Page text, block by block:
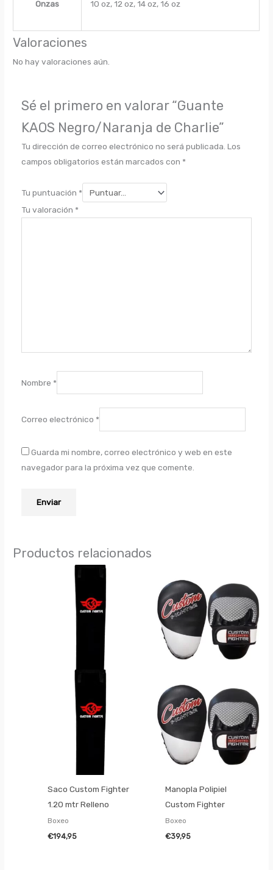
Onzas 10 oz, 12 oz, 14 oz, 16 oz
Valoraciones
No hay valoraciones aún.
Sé el primero en valorar “Guante
KAOS Negro/Naranja de Charlie”
Tu dirección de correo electrónico no será publicada. Los
campos obligatorios están marcados con *
Tu puntuación *
Tu valoración *
Nombre *
Correo electrónico *
Guarda mi nombre, correo electrónico y web en este
navegador para la próxima vez que comente.
Productos relacionados
Saco Custom Fighter
1.20 mtr Relleno
Boxeo
€194,95
Manopla Polipiel
Custom Fighter
Boxeo
€39,95